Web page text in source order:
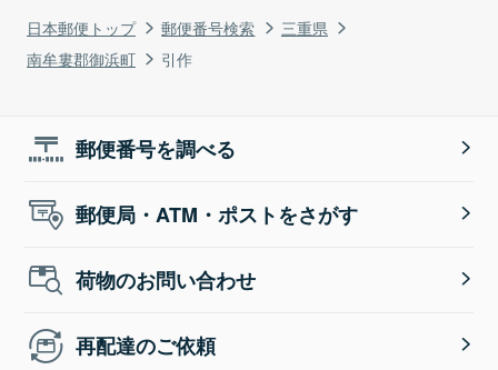
日本郵便トップ 郵便番号検索
三重県
南牟婁郡御浜町
引作
郵便番号を調べる
郵便局・ATM・ポストをさがす
荷物のお問い合わせ
再配達のご依頼